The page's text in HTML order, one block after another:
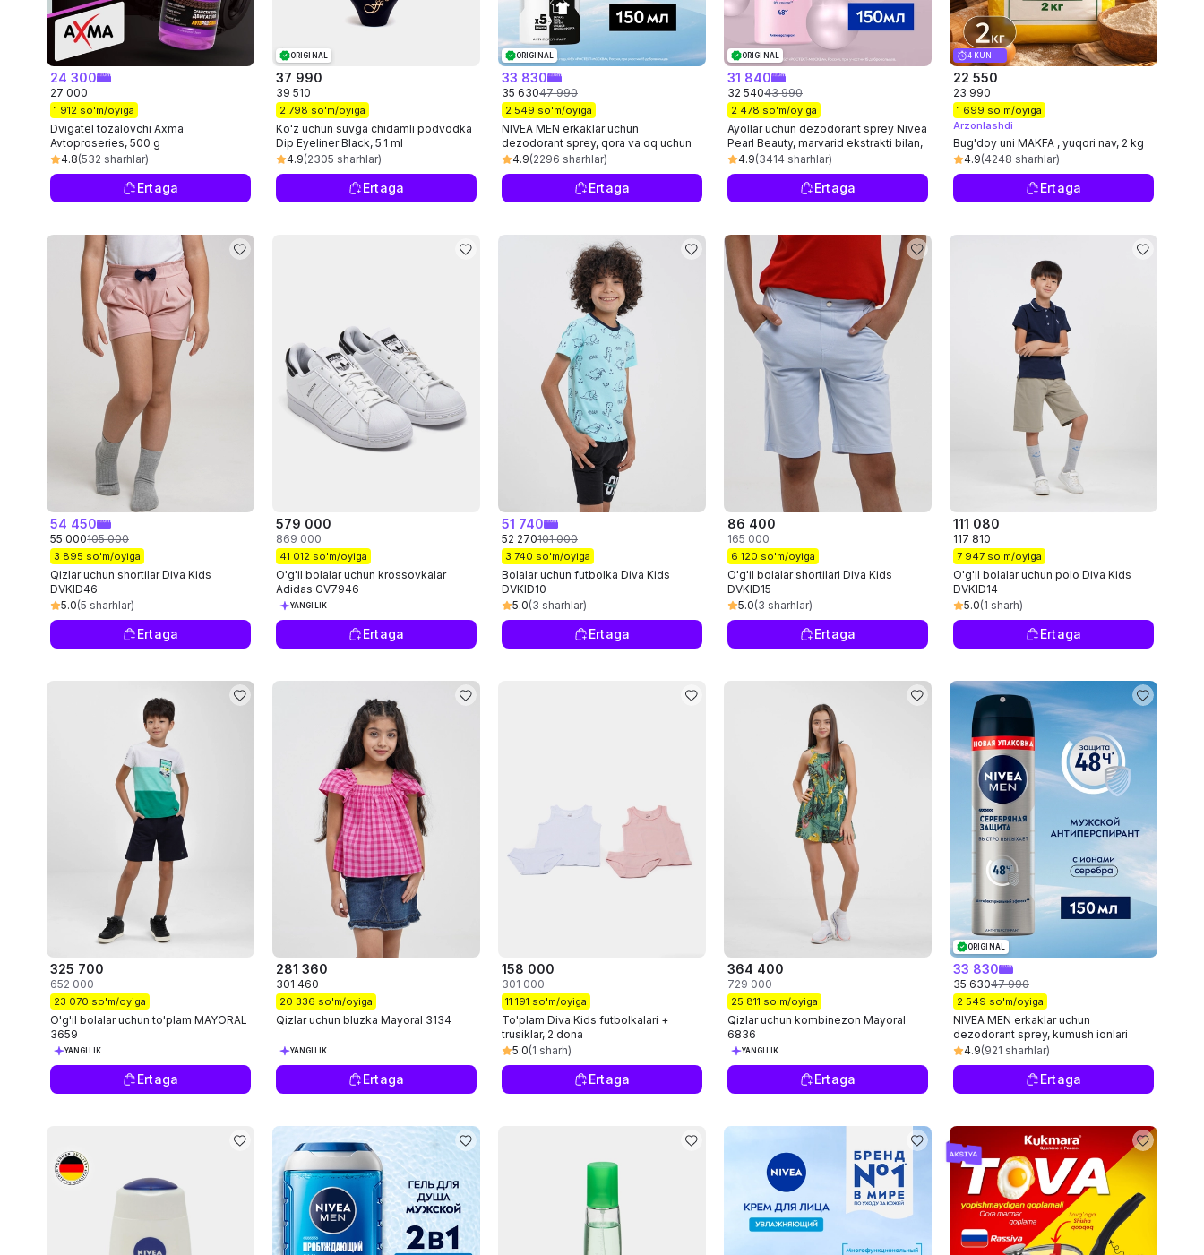
24 300
27 000
1 912 so'm/oyiga
Dvigatel tozalovchi Axma
Avtoproseries, 500 g
4.8(532 sharhlar)
Ertaga
ORIGINAL
37 990
39 510
2 798 so'm/oyiga
Ko'z uchun suvga chidamli podvodka
Dip Eyeliner Black, 5.1 ml
4.9(2305 sharhlar)
Ertaga
ORIGINAL
33 830
35 63047 990
2 549 so'm/oyiga
NIVEA MEN erkaklar uchun
dezodorant sprey, qora va oq uchun
ko'rinmas himoya, 150 ml
4.9(2296 sharhlar)
Ertaga
ORIGINAL
31 840
32 54043 990
2 478 so'm/oyiga
Ayollar uchun dezodorant sprey Nivea
Pearl Beauty, marvarid ekstrakti bilan,
150 ml
4.9(3414 sharhlar)
Ertaga
4 KUN
22 550
23 990
1 699 so'm/oyiga
Arzonlashdi
Bug'doy uni MAKFA , yuqori nav, 2 kg
4.9(4248 sharhlar)
Ertaga
54 450
55 000105 000
3 895 so'm/oyiga
Qizlar uchun shortilar Diva Kids
DVKID46
5.0(5 sharhlar)
Ertaga
579 000
869 000
41 012 so'm/oyiga
O'g'il bolalar uchun krossovkalar
Аdidas GV7946
YANGILIK
Ertaga
51 740
52 270101 000
3 740 so'm/oyiga
Bolalar uchun futbolka Diva Kids
DVKID10
5.0(3 sharhlar)
Ertaga
86 400
165 000
6 120 so'm/oyiga
O'g'il bolalar shortilari Diva Kids
DVKID15
5.0(3 sharhlar)
Ertaga
111 080
117 810
7 947 so'm/oyiga
O'g'il bolalar uchun polo Diva Kids
DVKID14
5.0(1 sharh)
Ertaga
325 700
652 000
23 070 so'm/oyiga
O'g'il bolalar uchun to'plam MAYORAL
3659
YANGILIK
Ertaga
281 360
301 460
20 336 so'm/oyiga
Qizlar uchun bluzka Mayoral 3134
YANGILIK
Ertaga
158 000
301 000
11 191 so'm/oyiga
To'plam Diva Kids futbolkalari +
trusiklar, 2 dona
5.0(1 sharh)
Ertaga
364 400
729 000
25 811 so'm/oyiga
Qizlar uchun kombinezon Mayoral
6836
YANGILIK
Ertaga
ORIGINAL
33 830
35 63047 990
2 549 so'm/oyiga
NIVEA MEN erkaklar uchun
dezodorant sprey, kumush ionlari
bilan kumush himoyasi, 150 ml
4.9(921 sharhlar)
Ertaga